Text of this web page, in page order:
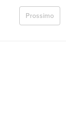
Prossimo